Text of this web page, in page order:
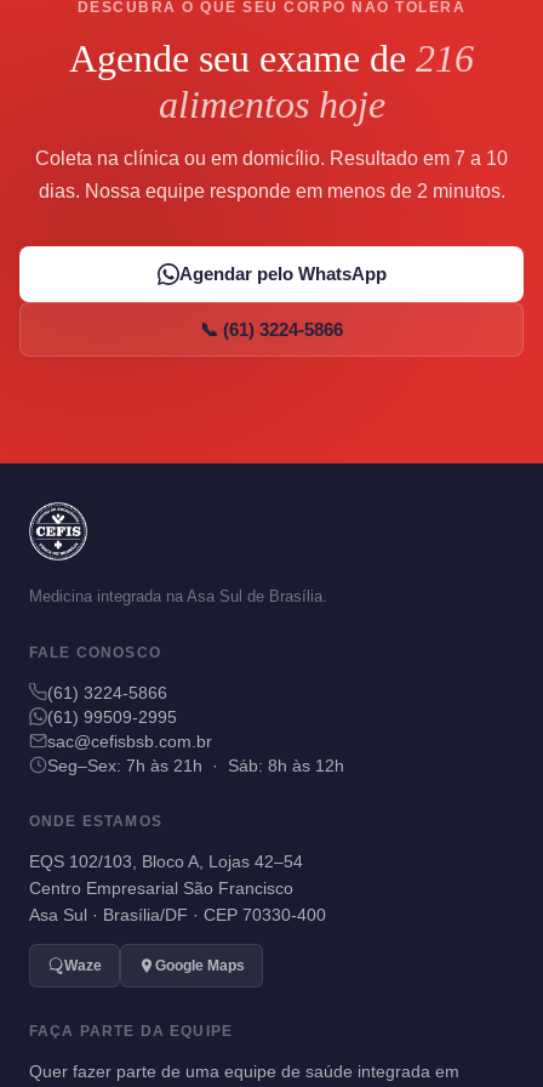
DESCUBRA O QUE SEU CORPO NÃO TOLERA
Agende seu exame de 216
alimentos hoje
Coleta na clínica ou em domicílio. Resultado em 7 a 10
dias. Nossa equipe responde em menos de 2 minutos.
Agendar pelo WhatsApp
📞 (61) 3224-5866
Medicina integrada na Asa Sul de Brasília.
FALE CONOSCO
(61) 3224-5866
(61) 99509-2995
sac@cefisbsb.com.br
Seg–Sex: 7h às 21h · Sáb: 8h às 12h
ONDE ESTAMOS
EQS 102/103, Bloco A, Lojas 42–54
Centro Empresarial São Francisco
Asa Sul · Brasília/DF · CEP 70330-400
Waze Google Maps
FAÇA PARTE DA EQUIPE
Quer fazer parte de uma equipe de saúde integrada em